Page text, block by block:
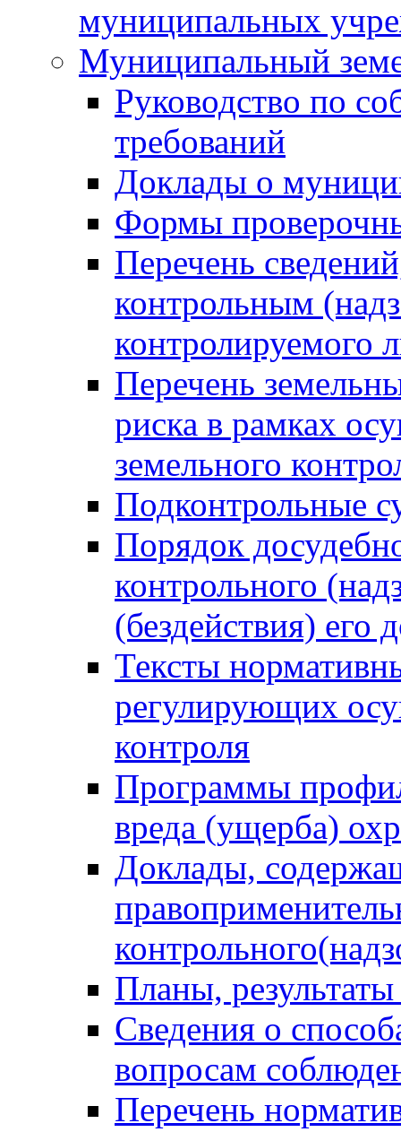
муниципальных
Муниципальный
Руководство по
требований
Доклады о
Формы
Перечень
контрольным
контролируемого
Перечень
риска в рамках
земельного
Подконтрольные
Порядок
контрольного
(бездействия)
Тексты
регулирующих
контроля
Программы
вреда (ущерба)
Доклады,
Планы,
Сведения о
вопросам
Перечень